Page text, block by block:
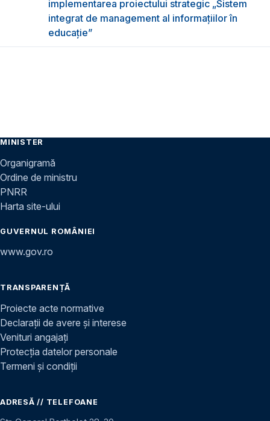
implementarea proiectului strategic „Sistem
integrat de management al informațiilor în
educație”
MINISTER
Organigramă
Ordine de ministru
PNRR
Harta site-ului
GUVERNUL ROMÂNIEI
www.gov.ro
TRANSPARENȚĂ
Proiecte acte normative
Declarații de avere și interese
Venituri angajați
Protecția datelor personale
Termeni și condiții
ADRESĂ // TELEFOANE